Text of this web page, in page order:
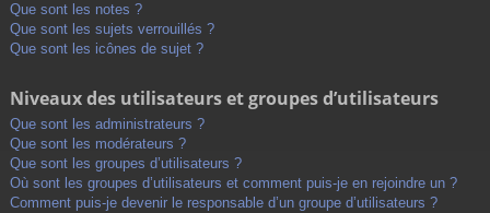
Que sont les notes ?
Que sont les sujets verrouillés ?
Que sont les icônes de sujet ?
Niveaux des utilisateurs et groupes d’utilisateurs
Que sont les administrateurs ?
Que sont les modérateurs ?
Que sont les groupes d’utilisateurs ?
Où sont les groupes d’utilisateurs et comment puis-je en rejoindre un ?
Comment puis-je devenir le responsable d’un groupe d’utilisateurs ?